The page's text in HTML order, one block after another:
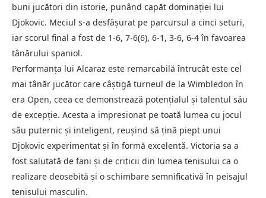
buni jucători din istorie, punând capăt dominației lui
Djokovic. Meciul s-a desfășurat pe parcursul a cinci seturi,
iar scorul final a fost de 1-6, 7-6(6), 6-1, 3-6, 6-4 în favoarea
tânărului spaniol.
Performanța lui Alcaraz este remarcabilă întrucât este cel
mai tânăr jucător care câștigă turneul de la Wimbledon în
era Open, ceea ce demonstrează potențialul și talentul său
de excepție. Acesta a impresionat pe toată lumea cu jocul
său puternic și inteligent, reușind să țină piept unui
Djokovic experimentat și în formă excelentă. Victoria sa a
fost salutată de fani și de criticii din lumea tenisului ca o
realizare deosebită și o schimbare semnificativă în peisajul
tenisului masculin.